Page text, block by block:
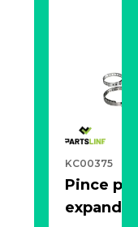
KC00375
Pince